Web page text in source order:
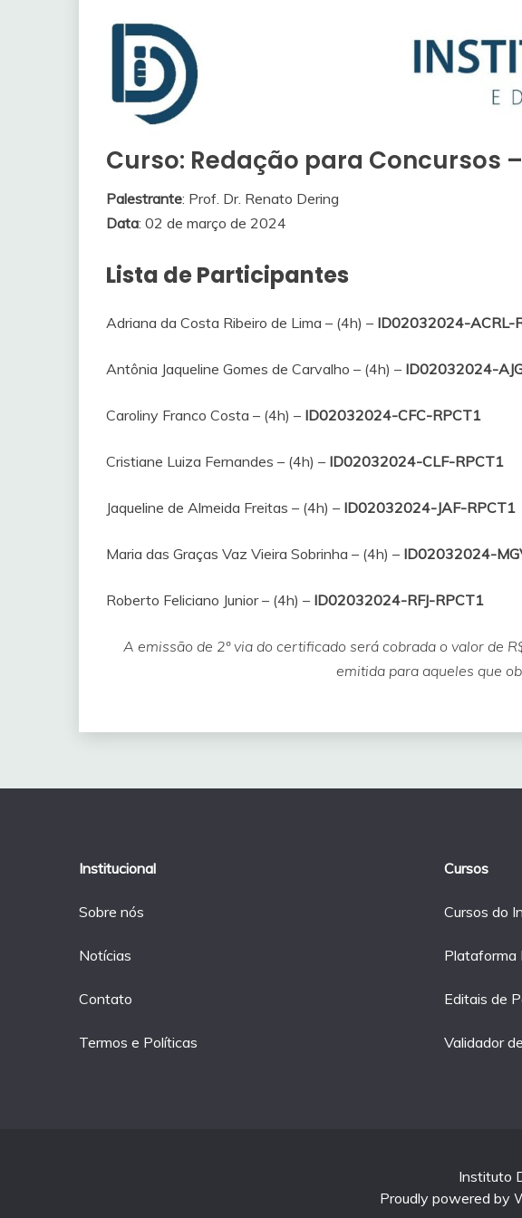
Curso: Redação para Concursos
Palestrante: Prof. Dr. Renato Dering
Data: 02 de março de 2024
Lista de Participantes
Adriana da Costa Ribeiro de Lima – (4h) – ID02032024-ACRL-
Antônia Jaqueline Gomes de Carvalho – (4h) – ID02032024-
Caroliny Franco Costa – (4h) – ID02032024-CFC-RPCT1
Cristiane Luiza Fernandes – (4h) – ID02032024-CLF-RPCT1
Jaqueline de Almeida Freitas – (4h) – ID02032024-JAF-RPCT1
Maria das Graças Vaz Vieira Sobrinha – (4h) – ID02032024-
Roberto Feliciano Junior – (4h) – ID02032024-RFJ-RPCT1
A emissão de 2º via do certificado será cobrada o valor de
emitida para aqueles que
Institucional
Sobre nós
Notícias
Contato
Termos e Políticas
Cursos
Cursos do
Plataforma
Editais de
Validador
Instituto
Proudly powered by